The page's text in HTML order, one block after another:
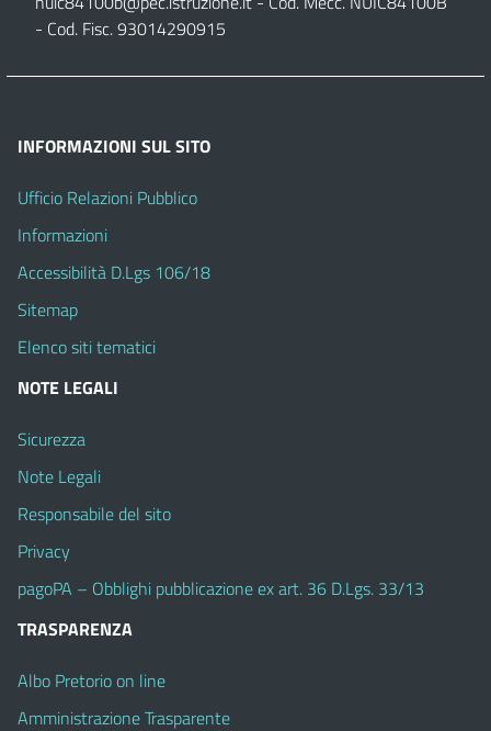
- Cod. Fisc. 93014290915
INFORMAZIONI SUL SITO
Ufficio Relazioni Pubblico
Informazioni
Accessibilità D.Lgs 106/18
Sitemap
Elenco siti tematici
NOTE LEGALI
Sicurezza
Note Legali
Responsabile del sito
Privacy
pagoPA – Obblighi pubblicazione ex art. 36 D.Lgs. 33/13
TRASPARENZA
Albo Pretorio on line
Amministrazione Trasparente